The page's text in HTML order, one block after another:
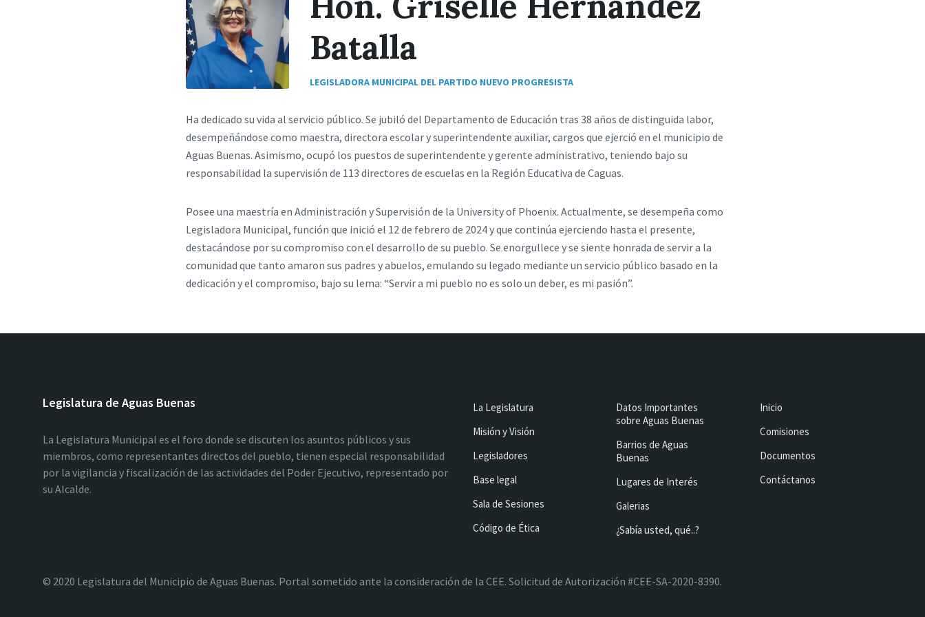
Batalla
LEGISLADORA MUNICIPAL DEL PARTIDO NUEVO PROGRESISTA
Ha dedicado su vida al servicio público. Se jubiló del Departamento de Educación tras 38 años de distinguida labor,
desempeñándose como maestra, directora escolar y superintendente auxiliar, cargos que ejerció en el municipio de
Aguas Buenas. Asimismo, ocupó los puestos de superintendente y gerente administrativo, teniendo bajo su
responsabilidad la supervisión de 113 directores de escuelas en la Región Educativa de Caguas.
Posee una maestría en Administración y Supervisión de la University of Phoenix. Actualmente, se desempeña como
Legisladora Municipal, función que inició el 12 de febrero de 2024 y que continúa ejerciendo hasta el presente,
destacándose por su compromiso con el desarrollo de su pueblo. Se enorgullece y se siente honrada de servir a la
comunidad que tanto amaron sus padres y abuelos, emulando su legado mediante un servicio público basado en la
dedicación y el compromiso, bajo su lema: “Servir a mi pueblo no es solo un deber, es mi pasión”.
Legislatura de Aguas Buenas
La Legislatura Municipal es el foro donde se discuten los asuntos públicos y sus
miembros, como representantes directos del pueblo, tienen especial responsabilidad
por la vigilancia y fiscalización de las actividades del Poder Ejecutivo, representado por
su Alcalde.
La Legislatura
Misión y Visión
Legisladores
Base legal
Sala de Sesiones
Código de Ética
Datos Importantes
sobre Aguas Buenas
Barrios de Aguas
Buenas
Lugares de Interés
Galerias
¿Sabía usted, qué..?
Inicio
Comisiones
Documentos
Contáctanos
© 2020 Legislatura del Municipio de Aguas Buenas. Portal sometido ante la consideración de la CEE. Solicitud de Autorización #CEE-SA-2020-8390.